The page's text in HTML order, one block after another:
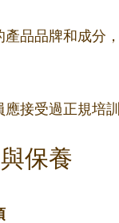
品品牌和成分
接受過正規培
保養